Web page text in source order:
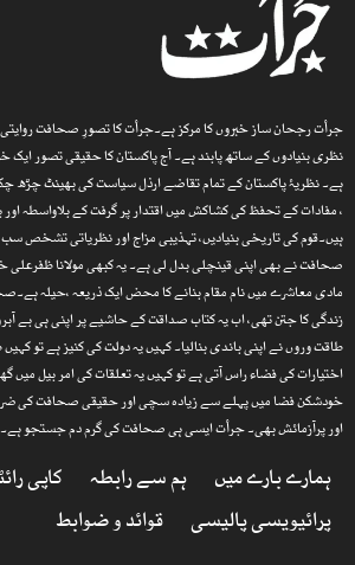
جرأت رجحان ساز خبروں کا مرکز ہے۔جرأت کا تصورِ صحافت روایتی
نظری بنیادوں کے ساتھ پابند ہے۔ آج پاکستان کا حقیقی تصور ایک
ہے۔ نظریۂ پاکستان کے تمام تقاضے ارذل سیاست کی بھینٹ چڑھ
، مفادات کے تحفظ کی کشاکش میں اقتدار پر گرفت کے بلاواسطہ
ہیں۔قوم کی تاریخی بنیادیں، تہذیبی مزاج اور نظریاتی تشخص
صحافت نے بھی اپنی قینچلی بدل لی ہے۔ یہ کبھی مولانا ظفرعلی
مادی معاشرے میں نام مقام بنانے کا محض ایک ذریعہ ،حیلہ
زندگی کا جتن تھی، اب یہ کتاب صداقت کے حاشیے پر اپنی ہی بے
طاقت وروں نے اپنی باندی بنالیا۔ کہیں یہ دولت کی کنیز ہے تو
اختیارات کی فضاء راس آتی ہے تو کہیں یہ تعلقات کی امر بیل میں
خودشکن فضا میں پہلے سے زیادہ سچی اور حقیقی صحافت کی
اور پرآزمائش بھی۔ جرأت ایسی ہی صحافت کی گرم دم جستجو ہے۔
ہمارے بارے میں ہم سے رابطہ
کاپی
پرائیویسی پالیسی
قوائد و ضوابط